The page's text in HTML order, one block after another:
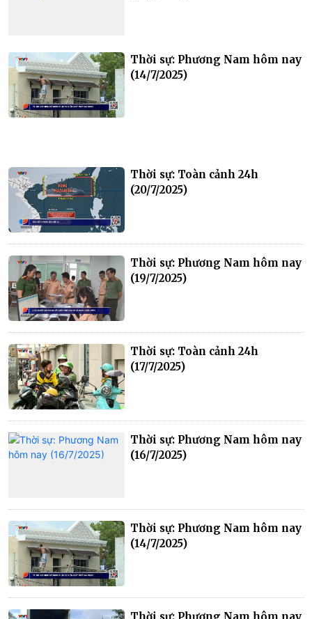
Thời sự: Phương Nam hôm nay
(14/7/2025)
Thời sự: Toàn cảnh 24h
(20/7/2025)
Thời sự: Phương Nam hôm nay
(19/7/2025)
Thời sự: Toàn cảnh 24h
(17/7/2025)
Thời sự: Phương Nam hôm nay
(16/7/2025)
Thời sự: Phương Nam hôm nay
(14/7/2025)